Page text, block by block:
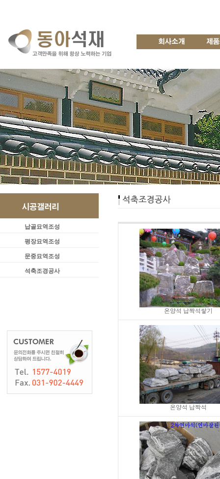
납골묘역조성
평장묘역조성
문중묘역조성
석축조경공사
온양석 납짝석쌓기
온양석 납짝석